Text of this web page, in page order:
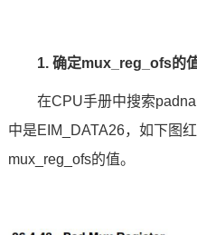
1. 确定mux_reg_ofs的
在CPU手册中搜索
中是EIM_DATA26，如下图
mux_reg_ofs的值。